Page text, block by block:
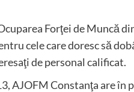
Forţei de Muncă
cele care doresc să
de personal calificat.
AJOFM Constanţa are